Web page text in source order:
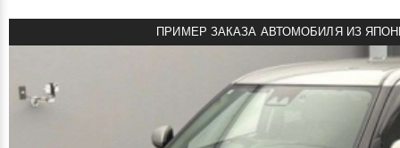
ПРИМЕР ЗАКАЗА АВТОМОБИЛЯ ИЗ